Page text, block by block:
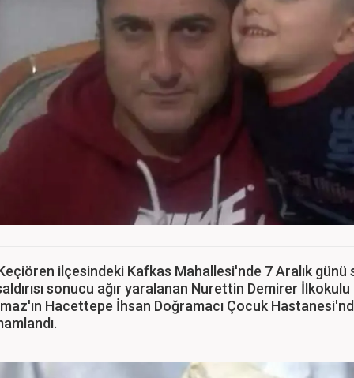
ilçesindeki Kafkas Mahallesi'nde 7 Aralık günü
sonucu ağır yaralanan Nurettin Demirer
Hacettepe İhsan Doğramacı Çocuk